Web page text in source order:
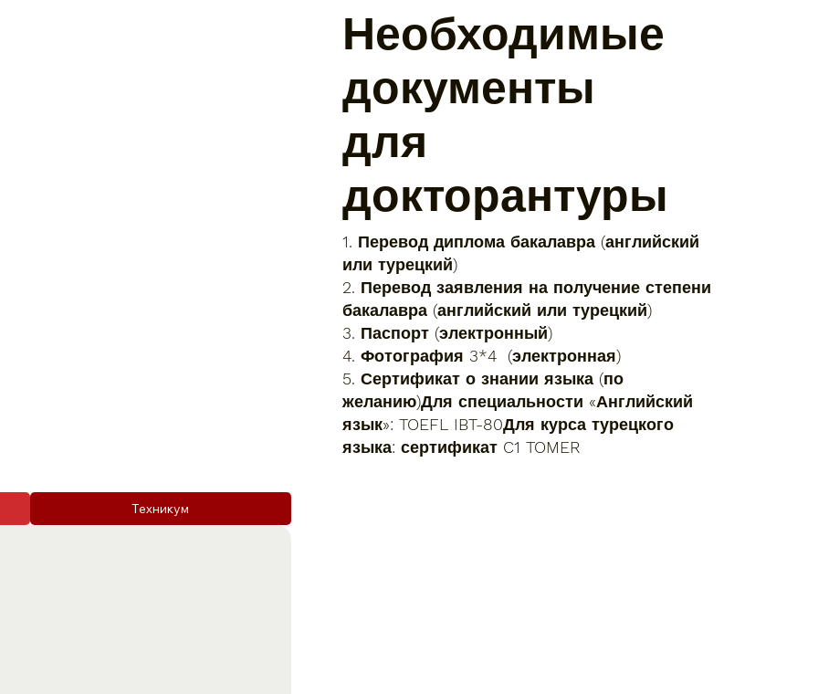
Необходимые
документы
для
докторантуры
1. Перевод диплома бакалавра (английский
или турецкий)
2. Перевод заявления на получение степени
бакалавра (английский или турецкий)
3. Паспорт (электронный)
4. Фотография 3*4 (электронная)
5. Сертификат о знании языка (по
желанию)Для специальности «Английский
язык»: TOEFL IBT-80Для курса турецкого
языка: сертификат C1 TOMER
Техникум